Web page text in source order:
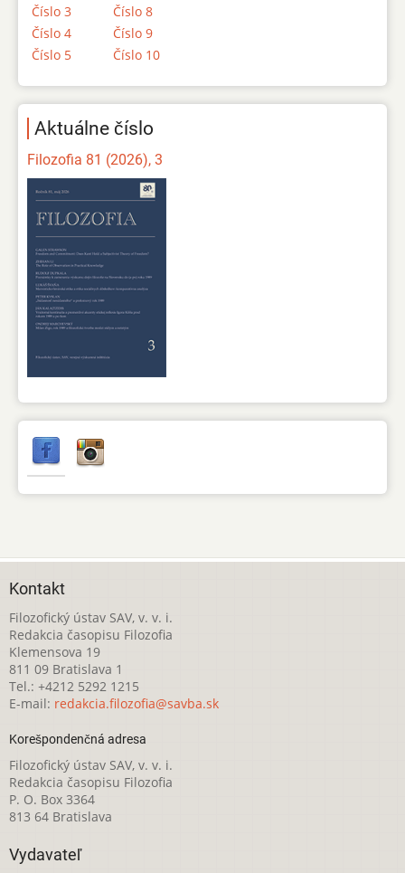
Číslo 3
Číslo 4
Číslo 5
Číslo 8
Číslo 9
Číslo 10
Aktuálne číslo
Filozofia 81 (2026), 3
Kontakt
Filozofický ústav SAV, v. v. i.
Redakcia časopisu Filozofia
Klemensova 19
811 09 Bratislava 1
Tel.: +4212 5292 1215
E-mail: redakcia.filozofia@savba.sk
Korešpondenčná adresa
Filozofický ústav SAV, v. v. i.
Redakcia časopisu Filozofia
P. O. Box 3364
813 64 Bratislava
Vydavateľ